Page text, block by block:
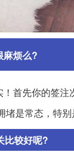
麻烦么?
首先你的签
堵是常态，特
比较好呢?